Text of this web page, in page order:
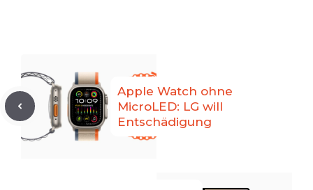
Apple Watch ohne
MicroLED: LG will
Entschädigung